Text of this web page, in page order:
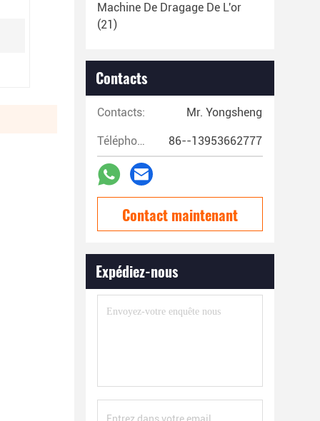
Machine De Dragage De L'or
(21)
Contacts
Contacts: Mr. Yongsheng
Téléphone: 86--13953662777
Contact maintenant
Expédiez-nous